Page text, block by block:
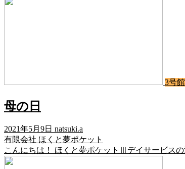
3号館
母の日
2021年5月9日 natsuki.a
有限会社 ほくと夢ポケット
こんにちは！ ほくと夢ポケットⅢデイサービス